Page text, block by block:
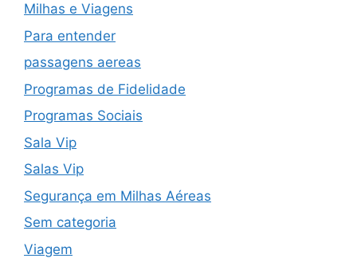
Milhas e Viagens
Para entender
passagens aereas
Programas de Fidelidade
Programas Sociais
Sala Vip
Salas Vip
Segurança em Milhas Aéreas
Sem categoria
Viagem